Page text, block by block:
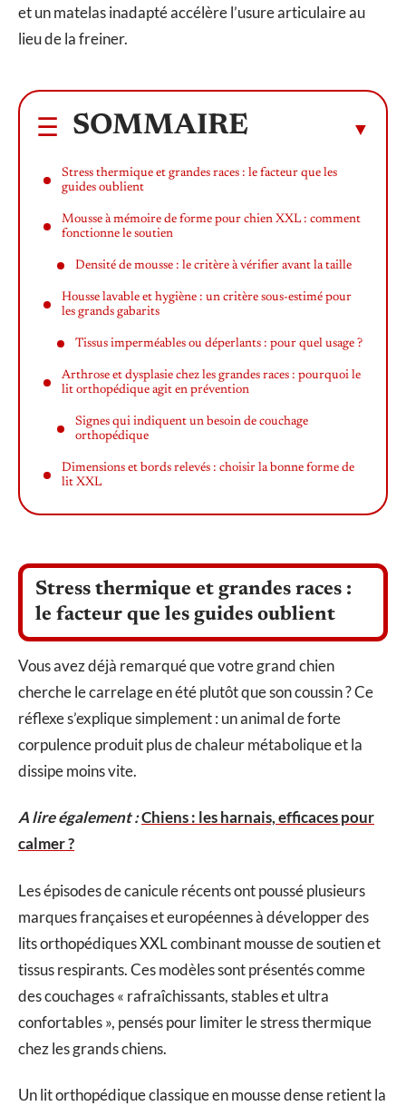
et un matelas inadapté accélère l’usure articulaire au
lieu de la freiner.
SOMMAIRE
Stress thermique et grandes races : le facteur que les
guides oublient
Mousse à mémoire de forme pour chien XXL : comment
fonctionne le soutien
Densité de mousse : le critère à vérifier avant la taille
Housse lavable et hygiène : un critère sous-estimé pour
les grands gabarits
Tissus imperméables ou déperlants : pour quel usage ?
Arthrose et dysplasie chez les grandes races : pourquoi le
lit orthopédique agit en prévention
Signes qui indiquent un besoin de couchage
orthopédique
Dimensions et bords relevés : choisir la bonne forme de
lit XXL
Stress thermique et grandes races :
le facteur que les guides oublient
Vous avez déjà remarqué que votre grand chien
cherche le carrelage en été plutôt que son coussin ? Ce
réflexe s’explique simplement : un animal de forte
corpulence produit plus de chaleur métabolique et la
dissipe moins vite.
A lire également :Chiens : les harnais, efficaces pour
calmer ?
Les épisodes de canicule récents ont poussé plusieurs
marques françaises et européennes à développer des
lits orthopédiques XXL combinant mousse de soutien et
tissus respirants. Ces modèles sont présentés comme
des couchages « rafraîchissants, stables et ultra
confortables », pensés pour limiter le stress thermique
chez les grands chiens.
Un lit orthopédique classique en mousse dense retient la